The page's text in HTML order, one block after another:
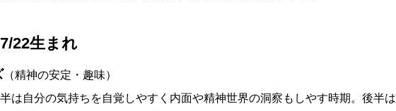
22生まれ
（精神の安定・趣味）
は自分の気持ちを自覚しやすく内面や精神世界の洞察もしやす時期。後半は